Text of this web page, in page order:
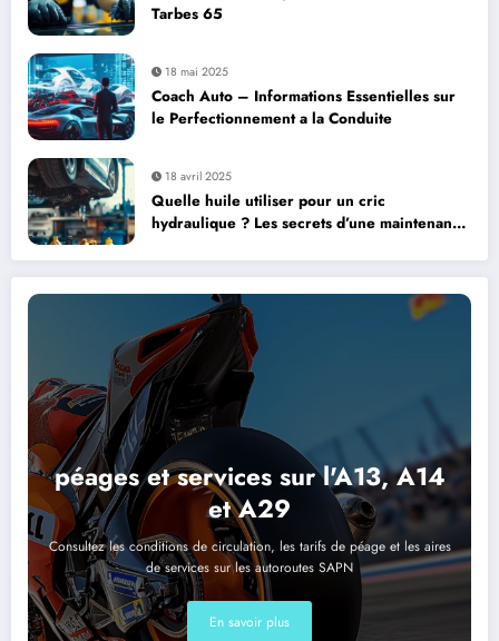
Tarbes 65
18 mai 2025
Coach Auto – Informations Essentielles sur
le Perfectionnement a la Conduite
18 avril 2025
Quelle huile utiliser pour un cric
hydraulique ? Les secrets d’une maintenance
péages et services sur l'A13, A14
et A29
Consultez les conditions de circulation, les tarifs de péage et les aires
de services sur les autoroutes SAPN
En savoir plus